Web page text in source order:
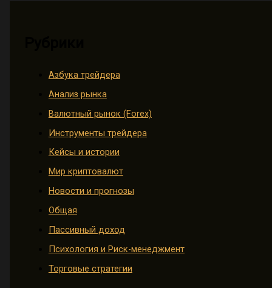
Азбука трейдера
Анализ рынка
Валютный рынок (Forex)
Инструменты трейдера
Кейсы и истории
Мир криптовалют
Новости и прогнозы
Общая
Пассивный доход
Психология и Риск-менеджмент
Торговые стратегии